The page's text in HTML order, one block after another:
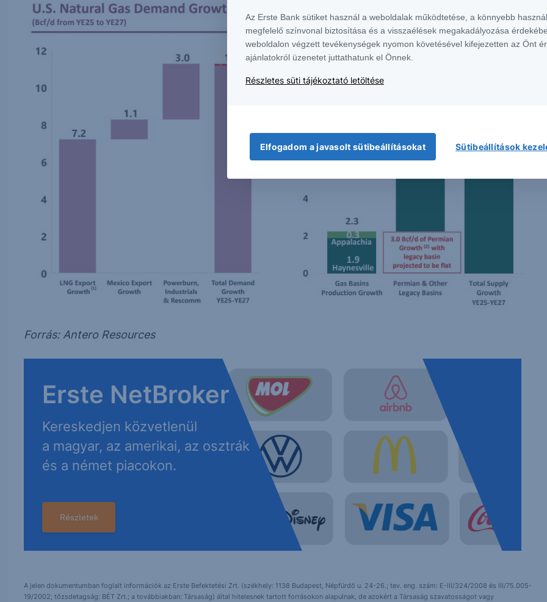
Forrás: Antero Resources
Erste NetBroker
Kereskedjen közvetlenül
a magyar, az amerikai, az osztrák
és a német piacokon.
Részletek
A jelen dokumentumban foglalt információk az Erste Befektetési Zrt. (székhely: 1138 Budapest, Népfürdő u. 24-26.; tev. eng. szám: E-III/324/2008 és III/75.005-
19/2002; tőzsdetagság: BÉT Zrt.; a továbbiakban: Társaság) által hitelesnek tartott forrásokon alapulnak, de azokért a Társaság szavatosságot vagy
Az Erste Bank sütiket használ a weboldalak működtetése, a könnyebb
megfelelő színvonal biztosítása és a visszaélések megakadályozása
weboldalon végzett tevékenységek nyomon követésével kifejezetten az Önt
ajánlatokról üzenetet juttathatunk el Önnek.
Részletes süti tájékoztató letöltése
Elfogadom a javasolt sütibeállításokat Sütibeállítások